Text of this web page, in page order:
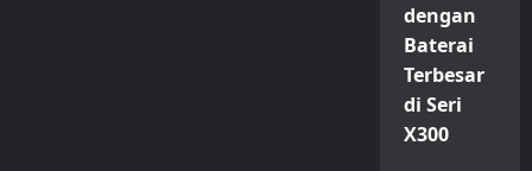
dengan
Baterai
Terbesar
di Seri
X300